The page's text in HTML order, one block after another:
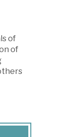
of
of